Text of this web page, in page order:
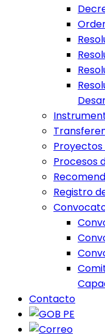
Proyectos
Procesos
Registro
Contacto